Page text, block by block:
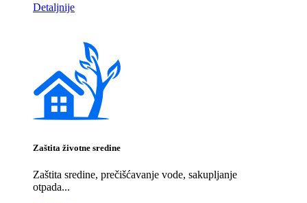
Detaljnije
Zaštita životne sredine
Zaštita sredine, prečišćavanje vode, sakupljanje
otpada...